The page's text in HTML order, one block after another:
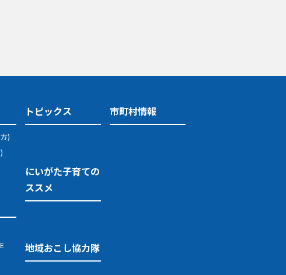
)
トピックス
にいがた子育ての
ススメ
地域おこし協力隊
市町村情報